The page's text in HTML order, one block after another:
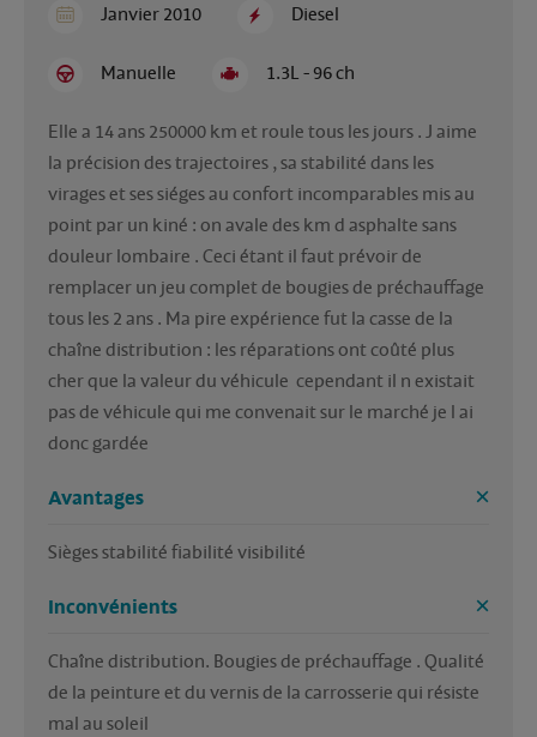
Janvier 2010 Diesel
Manuelle 1.3L - 96 ch
Elle a 14 ans 250000 km et roule tous les jours . J aime
la précision des trajectoires , sa stabilité dans les
virages et ses siéges au confort incomparables mis au
point par un kiné : on avale des km d asphalte sans
douleur lombaire . Ceci étant il faut prévoir de
remplacer un jeu complet de bougies de préchauffage
tous les 2 ans . Ma pire expérience fut la casse de la
chaîne distribution : les réparations ont coûté plus
cher que la valeur du véhicule  cependant il n existait
pas de véhicule qui me convenait sur le marché je l ai
donc gardée
Avantages
Sièges stabilité fiabilité visibilité
Inconvénients
Chaîne distribution. Bougies de préchauffage . Qualité
de la peinture et du vernis de la carrosserie qui résiste
mal au soleil